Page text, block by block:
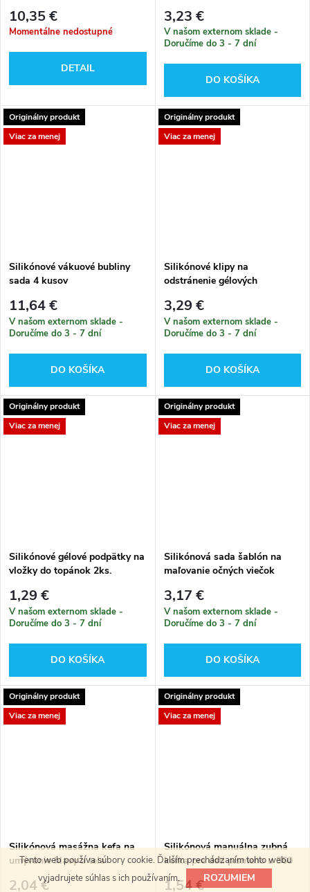
Tento web používa súbory cookie. Ďalším prechádzaním tohto webu
vyjadrujete súhlas s ich používaním.
ROZUMIEM
10,35 €
Momentálne nedostupné
DETAIL
3,23 €
V našom externom sklade -
Doručíme do 3 - 7 dní
DO KOŠÍKA
Originálny produkt
Viac za menej
Silikónové vákuové bubliny
sada 4 kusov
11,64 €
V našom externom sklade -
Doručíme do 3 - 7 dní
DO KOŠÍKA
Originálny produkt
Viac za menej
Silikónové klipy na
odstránenie gélových
3,29 €
V našom externom sklade -
Doručíme do 3 - 7 dní
DO KOŠÍKA
Originálny produkt
Viac za menej
Silikónové gélové podpätky na
vložky do topánok 2ks.
1,29 €
V našom externom sklade -
Doručíme do 3 - 7 dní
DO KOŠÍKA
Originálny produkt
Viac za menej
Silikónová sada šablón na
maľovanie očných viečok
3,17 €
V našom externom sklade -
Doručíme do 3 - 7 dní
DO KOŠÍKA
Originálny produkt
Viac za menej
Silikónová masážna kefa na
umývanie hlavy a tela
2,04 €
Originálny produkt
Viac za menej
Silikónová manuálna zubná
kefka pre deti písmeno u 360
1,54 €